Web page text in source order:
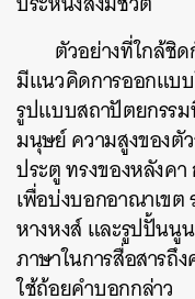
ตัวอย่างที่ใกล้ชิ
มีแนวคิดการออกแบ
รูปแบบสถาปัตยกรร
มนุษย์ ความสูงของตั
ประตู ทรงของหลังค
เพื่อบ่งบอกอาณาเขต
หางหงส์ และรูปปั้นนู
ภาษาในการสื่อสารถึ
ใช้ถ้อยคำบอกกล่าว